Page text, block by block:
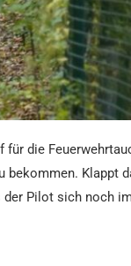
die
Klappt
Pilot sich noch